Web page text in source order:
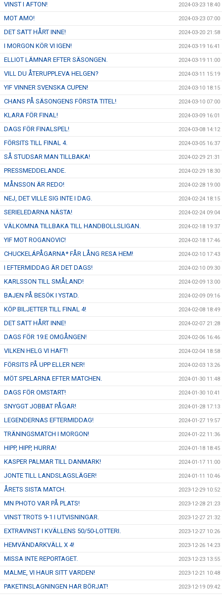
VINST I AFTON! 2024-03-23 18:40
MOT AMO! 2024-03-23 07:00
DET SATT HÅRT INNE! 2024-03-20 21:58
I MORGON KÖR VI IGEN! 2024-03-19 16:41
ELLIOT LÄMNAR EFTER SÄSONGEN. 2024-03-19 11:00
VILL DU ÅTERUPPLEVA HELGEN? 2024-03-11 15:19
YIF VINNER SVENSKA CUPEN! 2024-03-10 18:15
CHANS PÅ SÄSONGENS FÖRSTA TITEL! 2024-03-10 07:00
KLARA FÖR FINAL! 2024-03-09 16:01
DAGS FÖR FINALSPEL! 2024-03-08 14:12
FÖRSITS TILL FINAL 4. 2024-03-05 16:37
SÅ STUDSAR MAN TILLBAKA! 2024-02-29 21:31
PRESSMEDDELANDE. 2024-02-29 18:30
MÅNSSON ÄR REDO! 2024-02-28 19:00
NEJ, DET VILLE SIG INTE I DAG. 2024-02-24 18:15
SERIELEDARNA NÄSTA! 2024-02-24 09:04
VÄLKOMNA TILLBAKA TILL HANDBOLLSLIGAN. 2024-02-18 19:37
YIF MOT ROGANOVIC! 2024-02-18 17:46
CHUCKELÁPÅGARNA* FÅR LÅNG RESA HEM! 2024-02-10 17:43
I EFTERMIDDAG ÄR DET DAGS! 2024-02-10 09:30
KARLSSON TILL SMÅLAND! 2024-02-09 13:00
BAJEN PÅ BESÖK I YSTAD. 2024-02-09 09:16
KÖP BILJETTER TILL FINAL 4! 2024-02-08 18:49
DET SATT HÅRT INNE! 2024-02-07 21:28
DAGS FÖR 19:E OMGÅNGEN! 2024-02-06 16:46
VILKEN HELG VI HAFT! 2024-02-04 18:58
FÖRSITS PÅ UPP ELLER NER! 2024-02-03 13:26
MÖT SPELARNA EFTER MATCHEN. 2024-01-30 11:48
DAGS FÖR OMSTART! 2024-01-30 10:41
SNYGGT JOBBAT PÅGAR! 2024-01-28 17:13
LEGENDERNAS EFTERMIDDAG! 2024-01-27 19:57
TRÄNINGSMATCH I MORGON! 2024-01-22 11:36
HIPP, HIPP, HURRA! 2024-01-18 18:45
KASPER PALMAR TILL DANMARK! 2024-01-17 11:00
JONTE TILL LANDSLAGSLÄGER! 2024-01-11 10:46
ÅRETS SISTA MATCH. 2023-12-29 10:52
MN PHOTO VAR PÅ PLATS! 2023-12-28 21:23
VINST TROTS 9-1 I UTVISNINGAR. 2023-12-27 21:32
EXTRAVINST I KVÄLLENS 50/50-LOTTERI. 2023-12-27 10:26
HEMVÄNDARKVÄLL X 4! 2023-12-26 14:23
MISSA INTE REPORTAGET. 2023-12-23 13:55
MALME, VI HAUR SITT VARDEN! 2023-12-21 10:48
PAKETINSLAGNINGEN HAR BÖRJAT! 2023-12-19 09:42